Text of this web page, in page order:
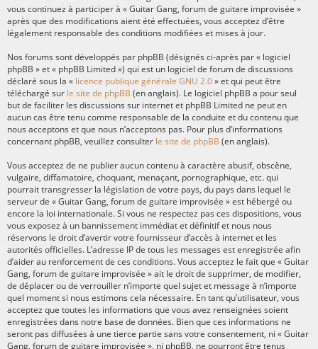
vous continuez à participer à « Guitar Gang, forum de guitare improvisée »
après que des modifications aient été effectuées, vous acceptez d’être
légalement responsable des conditions modifiées et mises à jour.
Nos forums sont développés par phpBB (désignés ci-après par « logiciel
phpBB » et « phpBB Limited ») qui est un logiciel de forum de discussions
déclaré sous la « licence publique générale GNU 2.0» et qui peut être
téléchargé sur le site de phpBB (en anglais). Le logiciel phpBB a pour seul
but de faciliter les discussions sur internet et phpBB Limited ne peut en
aucun cas être tenu comme responsable de la conduite et du contenu que
nous acceptons et que nous n’acceptons pas. Pour plus d’informations
concernant phpBB, veuillez consulter le site de phpBB (en anglais).
Vous acceptez de ne publier aucun contenu à caractère abusif, obscène,
vulgaire, diffamatoire, choquant, menaçant, pornographique, etc. qui
pourrait transgresser la législation de votre pays, du pays dans lequel le
serveur de « Guitar Gang, forum de guitare improvisée » est hébergé ou
encore la loi internationale. Si vous ne respectez pas ces dispositions, vous
vous exposez à un bannissement immédiat et définitif et nous nous
réservons le droit d’avertir votre fournisseur d’accès à internet et les
autorités officielles. L’adresse IP de tous les messages est enregistrée afin
d’aider au renforcement de ces conditions. Vous acceptez le fait que « Guitar
Gang, forum de guitare improvisée » ait le droit de supprimer, de modifier,
de déplacer ou de verrouiller n’importe quel sujet et message à n’importe
quel moment si nous estimons cela nécessaire. En tant qu’utilisateur, vous
acceptez que toutes les informations que vous avez renseignées soient
enregistrées dans notre base de données. Bien que ces informations ne
seront pas diffusées à une tierce partie sans votre consentement, ni « Guitar
Gang, forum de guitare improvisée », ni phpBB, ne pourront être tenus